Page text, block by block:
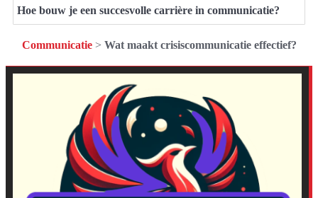
Hoe bouw je een succesvolle carrière in communicatie?
Communicatie> Wat maakt crisiscommunicatie effectief?